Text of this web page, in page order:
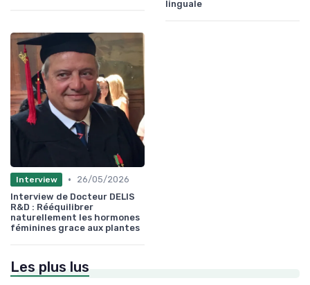
linguale
Interview •
26/05/2026
Interview de Docteur DELIS
R&D : Rééquilibrer
naturellement les hormones
féminines grace aux plantes
Les plus lus